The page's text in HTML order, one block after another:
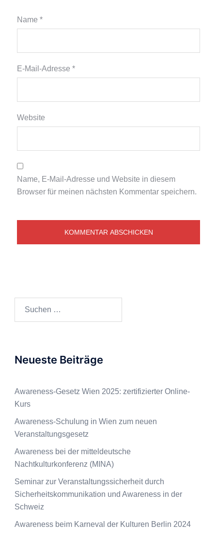
Name *
E-Mail-Adresse *
Website
Name, E-Mail-Adresse und Website in diesem
Browser für meinen nächsten Kommentar speichern.
Neueste Beiträge
Awareness-Gesetz Wien 2025: zertifizierter Online-
Kurs
Awareness-Schulung in Wien zum neuen
Veranstaltungsgesetz
Awareness bei der mitteldeutsche
Nachtkulturkonferenz (MINA)
Seminar zur Veranstaltungssicherheit durch
Sicherheitskommunikation und Awareness in der
Schweiz
Awareness beim Karneval der Kulturen Berlin 2024